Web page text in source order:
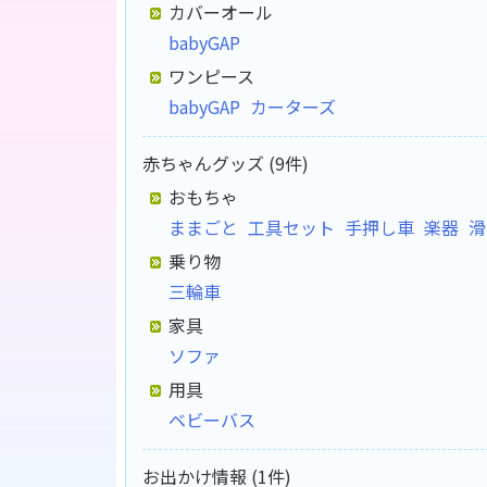
カバーオール
babyGAP
ワンピース
babyGAP カーターズ
赤ちゃんグッズ (9件)
おもちゃ
ままごと 工具セット 手押し車 楽器
乗り物
三輪車
家具
ソファ
用具
ベビーバス
お出かけ情報 (1件)